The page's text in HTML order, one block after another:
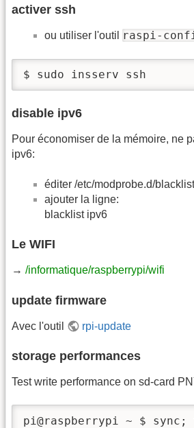
activer ssh
ou utiliser l'outil raspi-
$ sudo insserv ssh
disable ipv6
Pour économiser de la mémoire, ne
ipv6:
éditer /etc/modprobe.d/
ajouter la ligne:
blacklist ipv6
Le WIFI
→ /informatique/raspberrypi/wifi
update firmware
Avec l'outil rpi-update
storage performances
Test write performance on sd-card
pi@raspberrypi ~ $